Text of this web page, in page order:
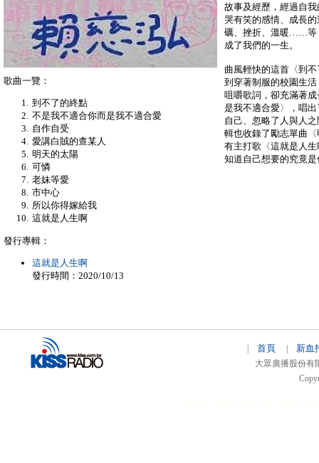
故事及經歷，經過自
哭有笑的感情、成長
礪、挫折、溫暖……等
成了我們的一生。
曲風輕快的這首〈到
到穿著制服的校園生
咀嚼歌詞，卻充滿著
是我不適合愛〉，唱
自己、忽略了人與人
輯也收錄了勵志單曲
有主打歌〈這就是人
知道自己想要的究竟是
歌曲一覽：
到不了的終點
不是我不適合你而是我不適合愛
自作自受
愛講白賊的查某人
明天的太陽
可憐
老妹等愛
市中心
所以你得嫁給我
這就是人生啊
發行專輯：
這就是人生啊
發行時間：2020/10/13
首頁 新血
大眾廣播股份有